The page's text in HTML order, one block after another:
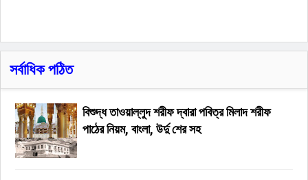
সর্বাধিক পঠিত
বিশুদ্ধ তাওয়াল্লুদ শরীফ দ্বারা পবিত্র মিলাদ শরীফ
পাঠের নিয়ম, বাংলা, উর্দু শের সহ